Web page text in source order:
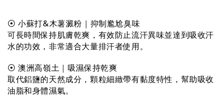
⦿ 小蘇打&木薯澱粉｜抑制尷尬臭味
可長時間保持肌膚乾爽，有效防止流汗異味並達到吸收汗
水的功效，非常適合大量排汗者使用。
⦿ 澳洲高嶺土｜吸濕保持乾爽
取代鋁鹽的天然成分，顆粒細緻帶有黏度特性，幫助吸收
油脂和身體濕氣。